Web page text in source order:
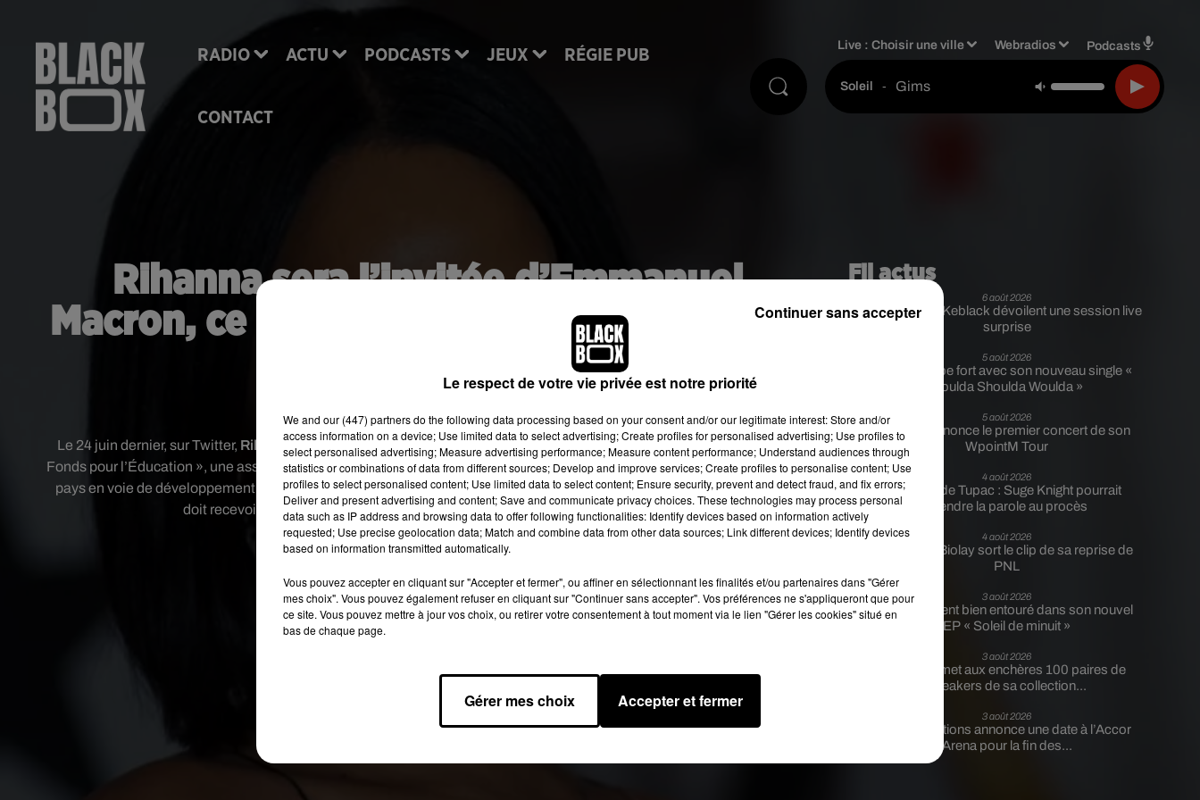
RADIO ACTU PODCASTS JEUX RÉGIE PUB
CONTACT
Live :Choisir une ville Webradios Podcasts
Soleil - Gims
Rihanna sera l’invitée d’Emmanuel
Macron, ce mercredi 26 juillet, à l’Élysée !
Publié : 22 juillet 2017 à 18h41 par La rédaction
Mais de quoi pourraient-ils bien parler ?
Le 24 juin dernier, sur Twitter, Rihannainterpellait le président de la République sur son éventuel engagement pour « le
Fonds pour l’Éducation », une association parrainée par la chanteuse pour permettre l’accès à l’éducation aux enfants des
pays en voie de développement. Son message a bien été reçu puisque, selon l’agenda de l’Elysée,Emmanuel Macron
doit recevoir la chanteuse ce mercredi 26 juillet, à 17h, pour parler d’éducation.
Fil actus
6 août 2026
Franglish et Keblack dévoilent une session live
surprise
5 août 2026
Russ frappe fort avec son nouveau single «
Coulda Shoulda Woulda »
5 août 2026
Tiakola annonce le premier concert de son
WpointM Tour
4 août 2026
Meurtre de Tupac : Suge Knight pourrait
prendre la parole au procès
4 août 2026
Benjamin Biolay sort le clip de sa reprise de
PNL
3 août 2026
Rim’K revient bien entouré dans son nouvel
EP « Soleil de minuit »
3 août 2026
Eminem met aux enchères 100 paires de
sneakers de sa collection...
3 août 2026
Lena Situations annonce une date à l’Accor
Arena pour la fin des...
Le respect de votre vie privée est notre priorité
We and our (447) partnersdo the following data processing based on your consent and/or our legitimate interest: Store and/or
access information on a device; Use limited data to select advertising; Create profiles for personalised advertising; Use profiles to
select personalised advertising; Measure advertising performance; Measure content performance; Understand audiences through
statistics or combinations of data from different sources; Develop and improve services; Create profiles to personalise content; Use
profiles to select personalised content; Use limited data to select content; Ensure security, prevent and detect fraud, and fix errors;
Deliver and present advertising and content; Save and communicate privacy choices. These technologies may process personal
data such as IP address and browsing data to offer following functionalities: Identify devices based on information actively
requested; Use precise geolocation data; Match and combine data from other data sources; Link different devices; Identify devices
based on information transmitted automatically.
Vous pouvez accepter en cliquant sur "Accepter et fermer", ou affiner en sélectionnant les finalités et/ou partenaires dans "Gérer
mes choix". Vous pouvez également refuser en cliquant sur "Continuer sans accepter". Vos préférences ne s'appliqueront que pour
ce site. Vous pouvez mettre à jour vos choix, ou retirer votre consentement à tout moment via le lien "Gérer les cookies" situé en
bas de chaque page.
Gérer mes choix Accepter et fermer
Continuer sans accepter